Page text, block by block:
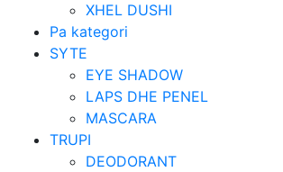
XHEL DUSHI
Pa kategori
SYTE
EYE SHADOW
LAPS DHE PENEL
MASCARA
TRUPI
DEODORANT